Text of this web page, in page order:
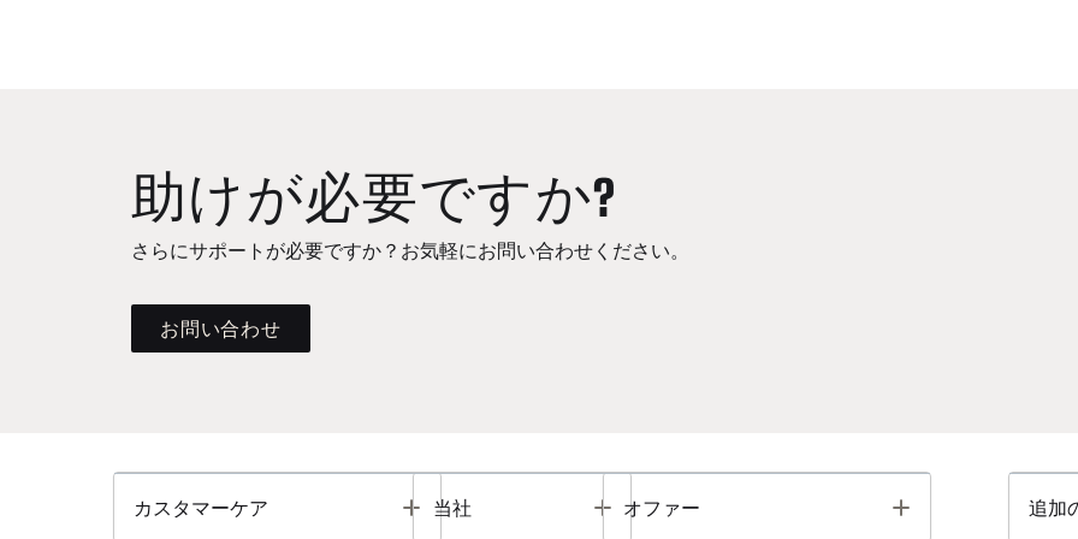
助けが必要ですか?
さらにサポートが必要ですか？お気軽にお問い合わせください。
お問い合わせ
カスタマーケア Toggle
当社 Toggle
オファー Toggle 追加